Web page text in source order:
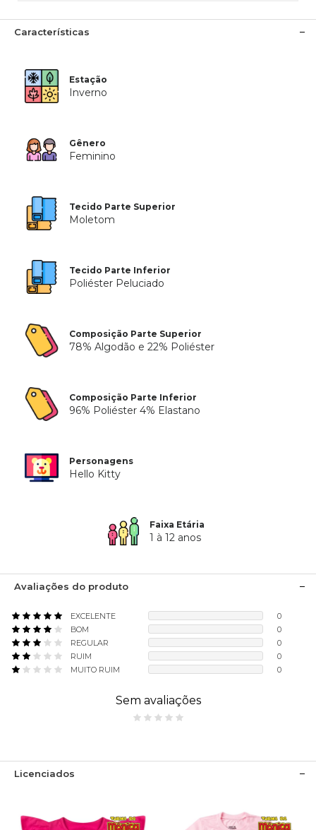
Características
Estação
Inverno
Gênero
Feminino
Tecido Parte Superior
Moletom
Tecido Parte Inferior
Poliéster Peluciado
Composição Parte Superior
78% Algodão e 22% Poliéster
Composição Parte Inferior
96% Poliéster 4% Elastano
Personagens
Hello Kitty
Faixa Etária
1 à 12 anos
Avaliações do produto
EXCELENTE
0
BOM
0
REGULAR
0
RUIM
0
MUITO RUIM
0
Sem avaliações
Licenciados